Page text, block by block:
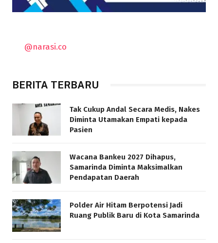
@narasi.co
BERITA TERBARU
Tak Cukup Andal Secara Medis, Nakes
Diminta Utamakan Empati kepada
Pasien
Wacana Bankeu 2027 Dihapus,
Samarinda Diminta Maksimalkan
Pendapatan Daerah
Polder Air Hitam Berpotensi Jadi
Ruang Publik Baru di Kota Samarinda